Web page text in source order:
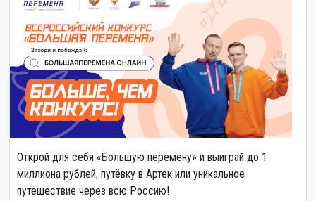
Открой для себя «Большую перемену» и выиграй до 1
миллиона рублей, путёвку в Артек или уникальное
путешествие через всю Россию!